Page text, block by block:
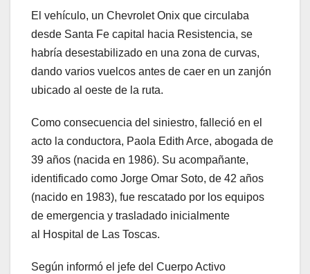
El vehículo, un Chevrolet Onix que circulaba
desde Santa Fe capital hacia Resistencia, se
habría desestabilizado en una zona de curvas,
dando varios vuelcos antes de caer en un zanjón
ubicado al oeste de la ruta.
Como consecuencia del siniestro, falleció en el
acto la conductora, Paola Edith Arce, abogada de
39 años (nacida en 1986). Su acompañante,
identificado como Jorge Omar Soto, de 42 años
(nacido en 1983), fue rescatado por los equipos
de emergencia y trasladado inicialmente
al Hospital de Las Toscas.
Según informó el jefe del Cuerpo Activo